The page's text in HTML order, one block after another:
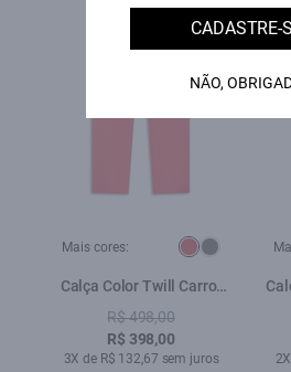
Mais cores:
Calça Color Twill Carrot
Melancia
R$ 498,00
R$ 398,00
3X de R$ 132,67 sem juros
CADASTRE-
NÃO,